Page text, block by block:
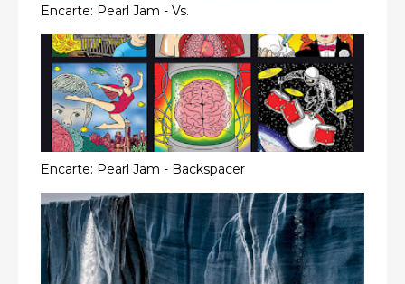
Encarte: Pearl Jam - Vs.
Encarte: Pearl Jam - Backspacer